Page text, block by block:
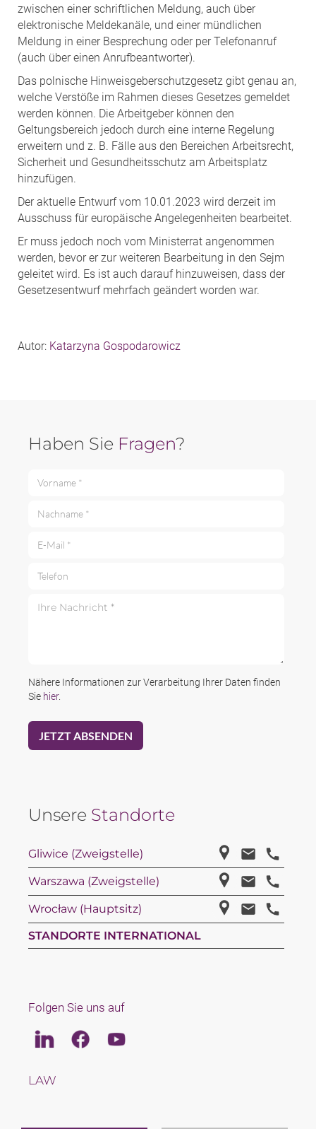
zwischen einer schriftlichen Meldung, auch über
elektronische Meldekanäle, und einer mündlichen
Meldung in einer Besprechung oder per Telefonanruf
(auch über einen Anrufbeantworter).
Das polnische Hinweisgeberschutzgesetz gibt genau an,
welche Verstöße im Rahmen dieses Gesetzes gemeldet
werden können. Die Arbeitgeber können den
Geltungsbereich jedoch durch eine interne Regelung
erweitern und z. B. Fälle aus den Bereichen Arbeitsrecht,
Sicherheit und Gesundheitsschutz am Arbeitsplatz
hinzufügen.
Der aktuelle Entwurf vom 10.01.2023 wird derzeit im
Ausschuss für europäische Angelegenheiten bearbeitet.
Er muss jedoch noch vom Ministerrat angenommen
werden, bevor er zur weiteren Bearbeitung in den Sejm
geleitet wird. Es ist auch darauf hinzuweisen, dass der
Gesetzesentwurf mehrfach geändert worden war.
Autor: Katarzyna Gospodarowicz
Haben Sie Fragen?
Nähere Informationen zur Verarbeitung Ihrer Daten finden
Sie hier.
Unsere Standorte
Gliwice (Zweigstelle)
Warszawa (Zweigstelle)
Wrocław (Hauptsitz)
STANDORTE INTERNATIONAL
Folgen Sie uns auf
LinkedinFacebookYoutube
LAW
KARRIERE